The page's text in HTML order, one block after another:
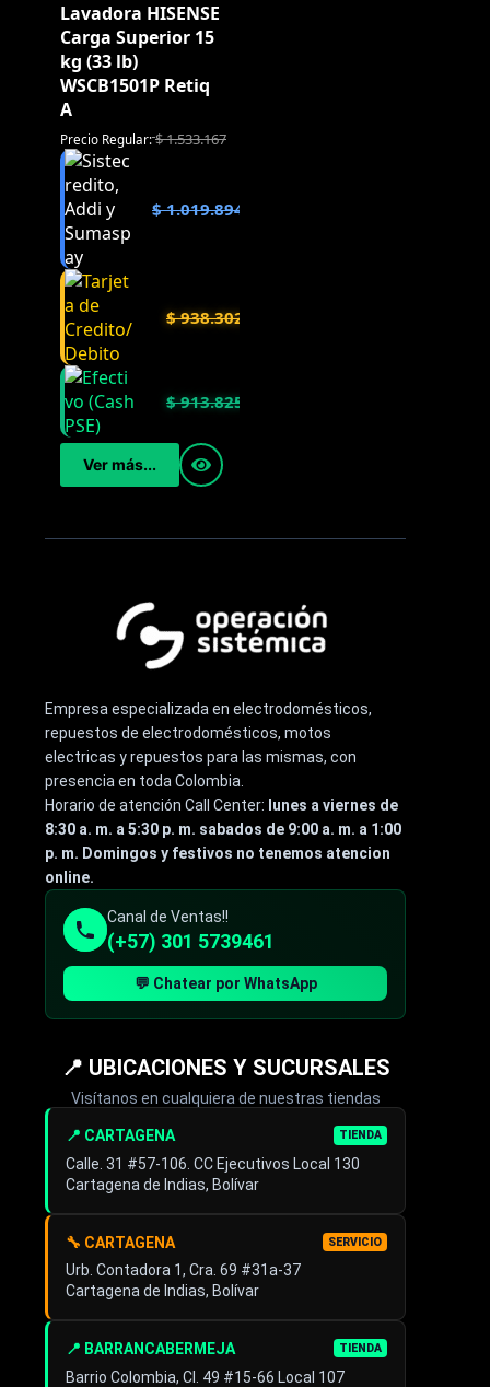
Lavadora HISENSE
Carga Superior 15
kg (33 lb)
WSCB1501P Retiq
A
Precio Regular:$1.533.167
$1.019.894
$938.302
$913.825
Ver más...
Empresa especializada en electrodomésticos,
repuestos de electrodomésticos, motos
electricas y repuestos para las mismas, con
presencia en toda Colombia.
Horario de atención Call Center: lunes a viernes de
8:30 a. m. a 5:30 p. m. sabados de 9:00 a. m. a 1:00
p. m. Domingos y festivos no tenemos atencion
online.
Canal de Ventas!!
(+57) 301 5739461
💬 Chatear por WhatsApp
📍 UBICACIONES Y SUCURSALES
Visítanos en cualquiera de nuestras tiendas
📍 CARTAGENA TIENDA
Calle. 31 #57-106. CC Ejecutivos Local 130
Cartagena de Indias, Bolívar
🔧 CARTAGENA SERVICIO
Urb. Contadora 1, Cra. 69 #31a-37
Cartagena de Indias, Bolívar
📍 BARRANCABERMEJA TIENDA
Barrio Colombia, Cl. 49 #15-66 Local 107